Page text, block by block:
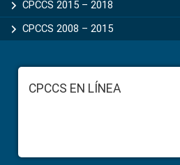
CPCCS 2015 – 2018
CPCCS 2008 – 2015
FooterCPCCS EN LÍNEA